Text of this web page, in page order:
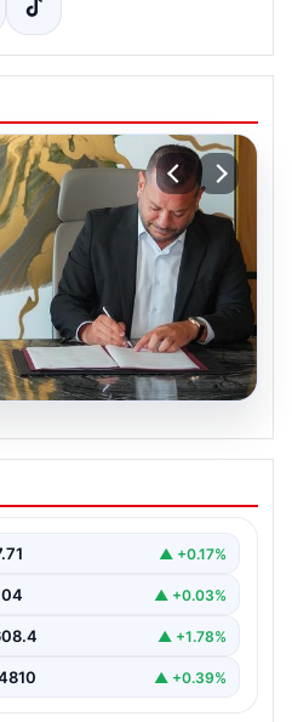
maliyetini
▲ +0.17%
▲ +0.03%
▲ +1.78%
▲ +0.39%